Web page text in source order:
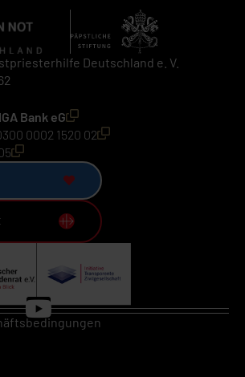
Deutschland e. V.
Bank eG
0002 1520 02